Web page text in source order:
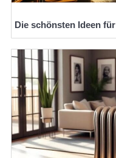
Die schönsten Ideen